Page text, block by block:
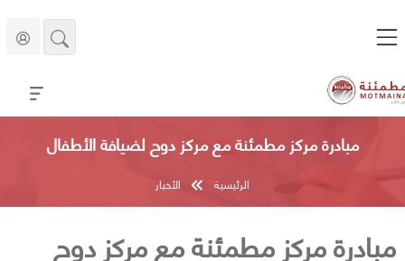
مبادرة مركز مطمئنة مع مركز دوح لضيافة الأطفال
الرئيسية الأخبار
مبادرة مركز مطمئنة مع مركز دوح